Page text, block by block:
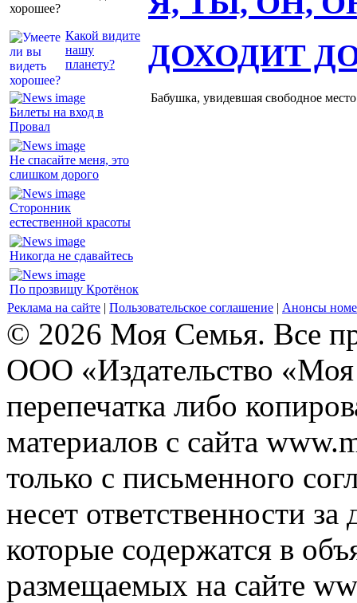
хорошее?
Какой видите
нашу
планету?
Билеты на вход в
Провал
Не спасайте меня, это
слишком дорого
Сторонник
естественной красоты
Никогда не сдавайтесь
По прозвищу Кротёнок
ДОХОДИТ
Бабушка, увидевшая свободное
Реклама на сайте | Пользовательское соглашение | Анонсы
© 2026 Моя Семья. Все
ООО «Издательство
перепечатка либо
материалов с сайта
только с письменного
несет ответственности
которые содержатся в
размещаемых на сайте